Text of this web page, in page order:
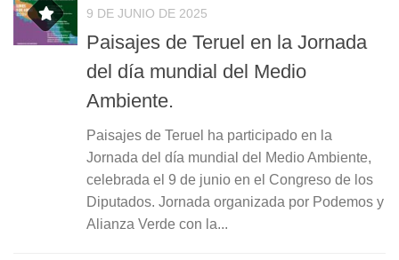
9 DE JUNIO DE 2025
Paisajes de Teruel en la Jornada
del día mundial del Medio
Ambiente.
Paisajes de Teruel ha participado en la
Jornada del día mundial del Medio Ambiente,
celebrada el 9 de junio en el Congreso de los
Diputados. Jornada organizada por Podemos y
Alianza Verde con la...